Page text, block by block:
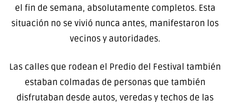
el fin de semana, absolutamente completos. Esta
situación no se vivió nunca antes, manifestaron los
vecinos y autoridades.
Las calles que rodean el Predio del Festival también
estaban colmadas de personas que también
disfrutaban desde autos, veredas y techos de las